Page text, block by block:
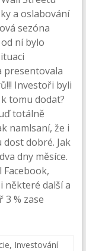
a oslabování
sezóna
ní bylo
presentovala
Investoři byli
tomu dodat?
totálně
namlsaní, že i
dobré. Jak
dny měsíce.
Facebook,
některé další a
% zase
, Investování